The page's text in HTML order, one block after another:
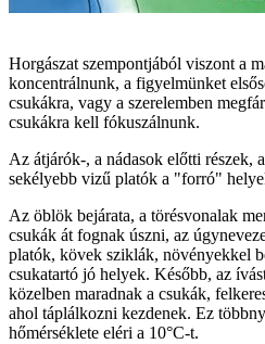
Horgászat szempontjából viszont a
koncentrálnunk, a figyelmünket
csukákra, vagy a szerelemben
csukákra kell fókuszálnunk.
Az átjárók-, a nádasok előtti részek,
sekélyebb vizű platók a "forró"
Az öblök bejárata, a törésvonalak
csukák át fognak úszni, az
platók, kövek sziklák, növényekkel
csukatartó jó helyek. Később, az
közelben maradnak a csukák,
ahol táplálkozni kezdenek. Ez
hőmérséklete eléri a 10°C-t.